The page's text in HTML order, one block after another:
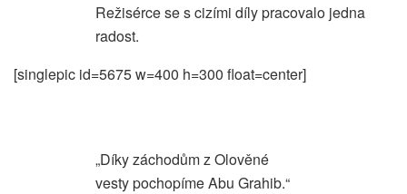
Režisérce se s cizími díly pracovalo jedna
radost.
[singlepic id=5675 w=400 h=300 float=center]
„Díky záchodům z Olověné
vesty pochopíme Abu Grahib.“